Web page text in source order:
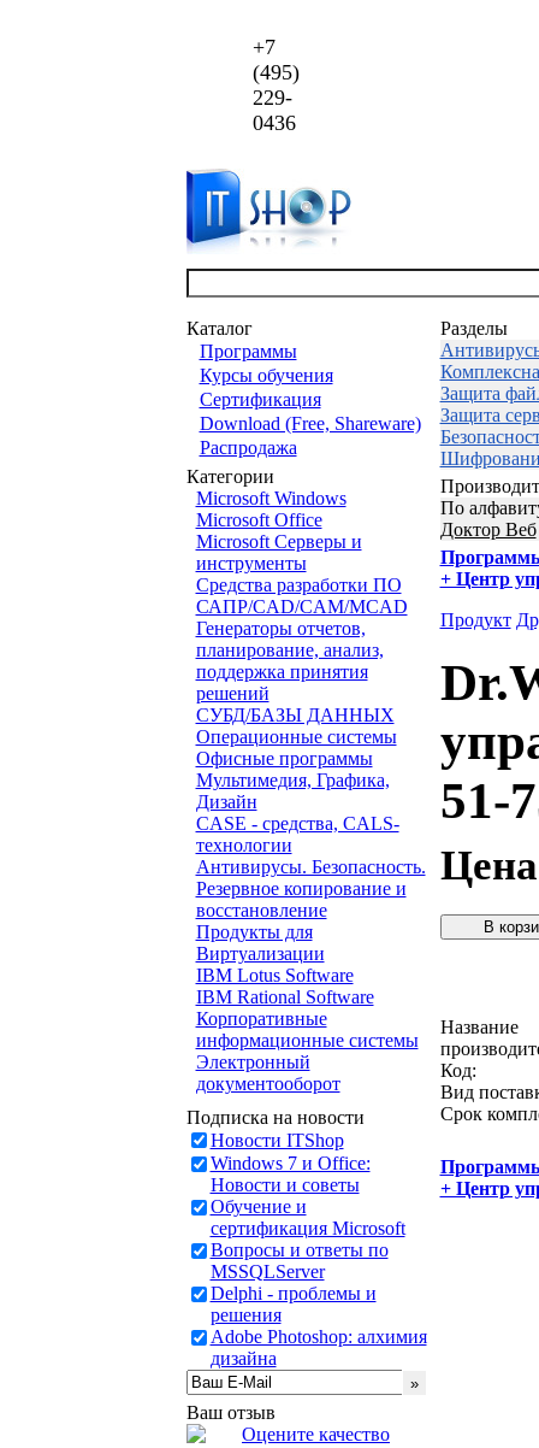
+7
(495)
229-
0436
Каталог
Программы
Курсы обучения
Сертификация
Download (Free, Shareware)
Распродажа
Категории
Microsoft Windows
Microsoft Office
Microsoft Серверы и
инструменты
Средства разработки ПО
САПР/CAD/CAM/MCAD
Генераторы отчетов,
планирование, анализ,
поддержка принятия
решений
СУБД/БАЗЫ ДАННЫХ
Операционные системы
Офисные программы
Мультимедия, Графика,
Дизайн
CASE - средства, CALS-
технологии
Антивирусы. Безопасность.
Резервное копирование и
восстановление
Продукты для
Виртуализации
IBM Lotus Software
IBM Rational Software
Корпоративные
информационные системы
Электронный
документооборот
Подписка на новости
Новости ITShop
Windows 7 и Office:
Новости и советы
Обучение и
сертификация Microsoft
Вопросы и ответы по
MSSQLServer
Delphi - проблемы и
решения
Adobe Photoshop: алхимия
дизайна
Ваш отзыв
Разделы
Защита
Защита
По
Доктор Веб
+ Центр
Продукт
51-
Название
Код:
Вид
Срок
+ Центр